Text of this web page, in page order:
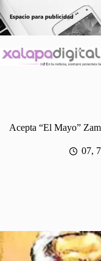
al
contenido
Acepta “El Mayo”
07,